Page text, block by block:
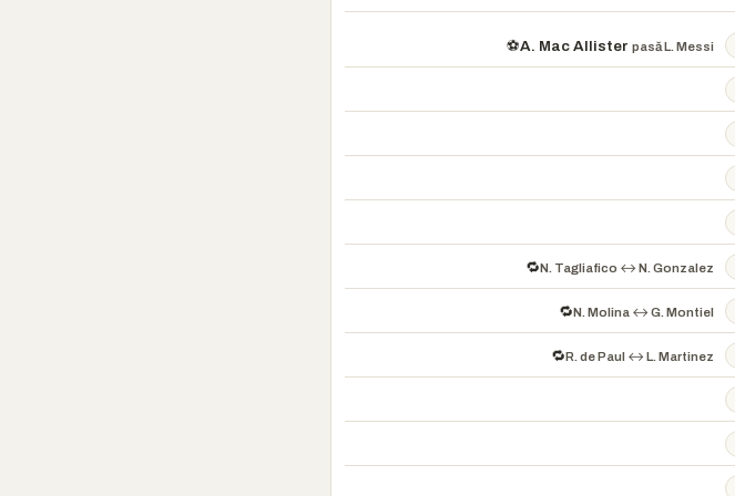
⚽A. Mac Allister pasă L. Messi
🔁N. Tagliafico ↔ N. Gonzalez
🔁N. Molina ↔ G. Montiel
🔁R. de Paul ↔ L. Martinez